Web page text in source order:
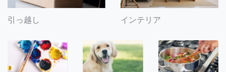
引っ越し インテリア